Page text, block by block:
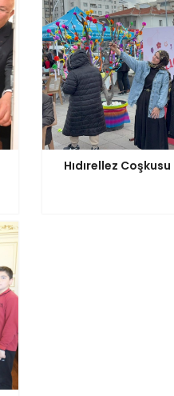
Hıdırellez